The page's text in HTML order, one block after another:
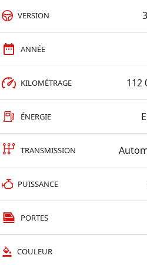
VERSION
ANNÉE
KILOMÉTRAGE 112
ÉNERGIE
TRANSMISSION
PUISSANCE
PORTES
COULEUR